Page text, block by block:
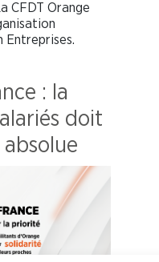
CFDT Orange
Entreprises.
: la
doit